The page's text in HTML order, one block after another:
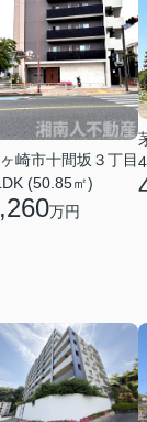
崎市十間坂３丁目
(50.85㎡)
万円